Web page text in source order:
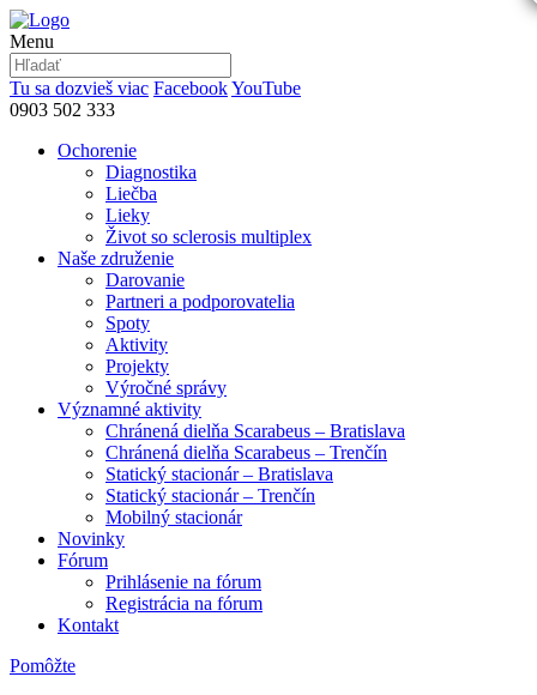
Menu
Tu sa dozvieš viac FacebookYouTube
0903 502 333
Ochorenie
Diagnostika
Liečba
Lieky
Život so sclerosis multiplex
Naše združenie
Darovanie
Partneri a podporovatelia
Spoty
Aktivity
Projekty
Výročné správy
Významné aktivity
Chránená dielňa Scarabeus – Bratislava
Chránená dielňa Scarabeus – Trenčín
Statický stacionár – Bratislava
Statický stacionár – Trenčín
Mobilný stacionár
Novinky
Fórum
Prihlásenie na fórum
Registrácia na fórum
Kontakt
Pomôžte